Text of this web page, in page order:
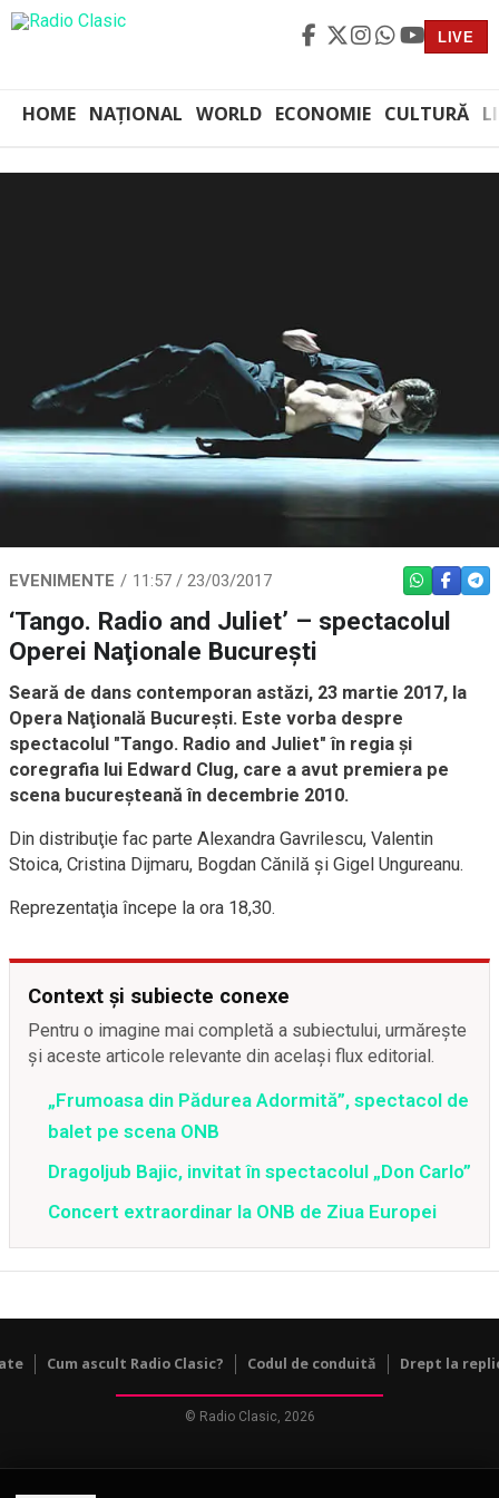
LIVE
HOME NAȚIONAL WORLD ECONOMIE CULTURĂ
EVENIMENTE 11:57 / 23/03/2017 WHATSAPP
‘Tango. Radio and Juliet’ – spectacolul
Operei Naţionale Bucureşti
Seară de dans contemporan astăzi, 23 martie 2017, la
Opera Naţională Bucureşti. Este vorba despre
spectacolul "Tango. Radio and Juliet" în regia şi
coregrafia lui Edward Clug, care a avut premiera pe
scena bucureşteană în decembrie 2010.
Din distribuţie fac parte Alexandra Gavrilescu, Valentin
Stoica, Cristina Dijmaru, Bogdan Cănilă şi Gigel Ungureanu.
Reprezentaţia începe la ora 18,30.
Context și subiecte conexe
Pentru o imagine mai completă a subiectului, urmărește
și aceste articole relevante din același flux editorial.
„Frumoasa din Pădurea Adormită”, spectacol de
balet pe scena ONB
Dragoljub Bajic, invitat în spectacolul „Don Carlo”
Concert extraordinar la ONB de Ziua Europei
Cum ascult Radio Clasic? Codul de conduită Drept la
© Radio Clasic, 2026